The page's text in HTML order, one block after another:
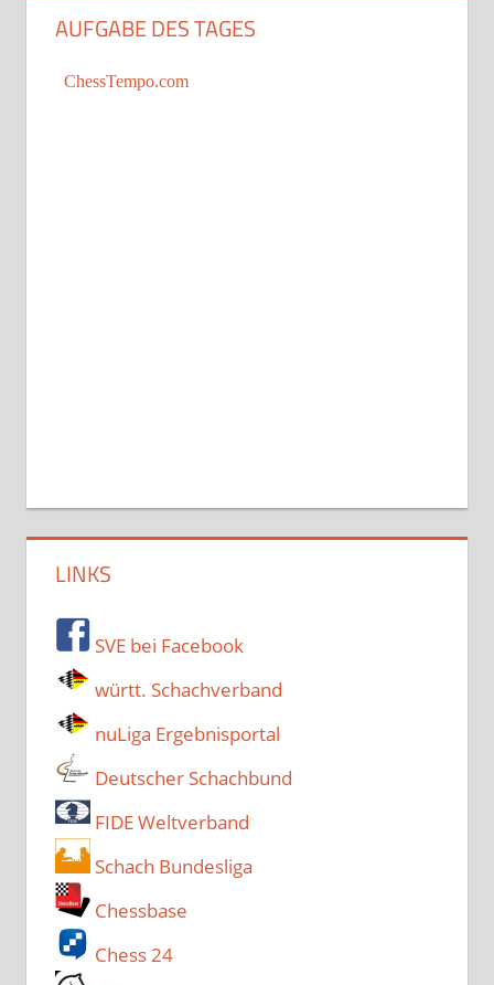
AUFGABE DES TAGES
LINKS
SVE bei Facebook
württ. Schachverband
nuLiga Ergebnisportal
Deutscher Schachbund
FIDE Weltverband
Schach Bundesliga
Chessbase
Chess 24